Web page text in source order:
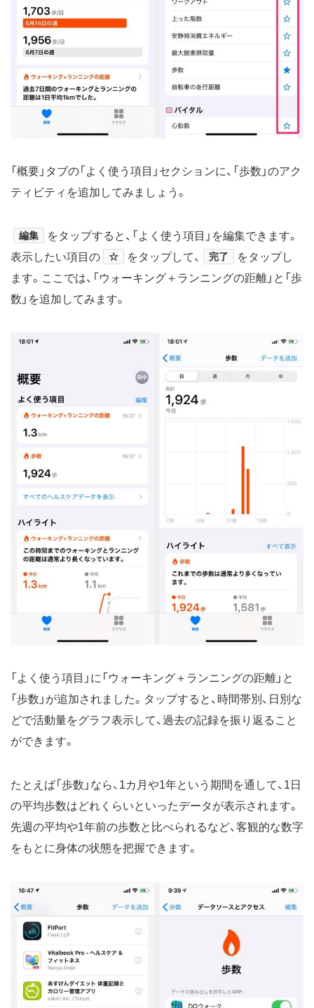
「概要」タブの「よく使う項目」セクションに、「歩数」のアク
ティビティを追加してみましょう。
編集
をタップすると、「よく使う項目」を編集できます。
表示したい項目の
☆ をタップして、 完了
をタップし
ます。ここでは、「ウォーキング＋ランニングの距離」と「歩
数」を追加してみます。
「よく使う項目」に「ウォーキング＋ランニングの距離」と
「歩数」が追加されました。タップすると、時間帯別、日別な
どで活動量をグラフ表示して、過去の記録を振り返ること
ができます。
たとえば「歩数」なら、1カ月や1年という期間を通して、1日
の平均歩数はどれくらいといったデータが表示されます。
先週の平均や1年前の歩数と比べられるなど、客観的な数字
をもとに身体の状態を把握できます。